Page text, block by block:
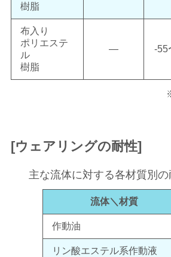
樹脂
布入り
ポリエステ
ル
樹脂
― -55
[ウェアリングの耐性]
主な流体に対する各材質別
流体＼材質
作動油
リン酸エステル系作動液